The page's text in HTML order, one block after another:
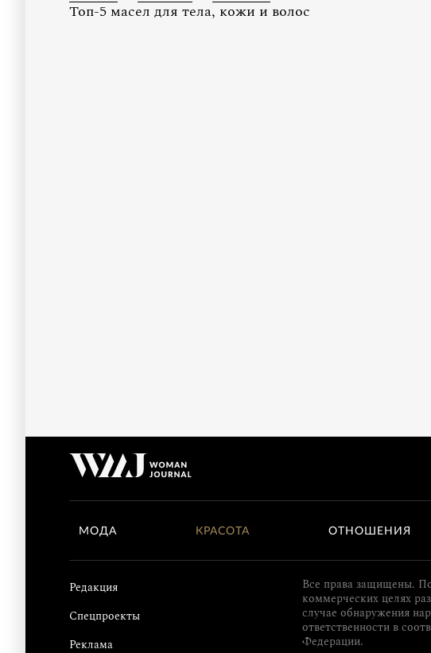
Топ-5 масел для тела, кожи и волос
МОДА КРАСОТА ОТНОШЕНИЯ
Редакция
Спецпроекты
Реклама
Все права защищены.
коммерческих целях
случае обнаружения
ответственности в
Федерации.